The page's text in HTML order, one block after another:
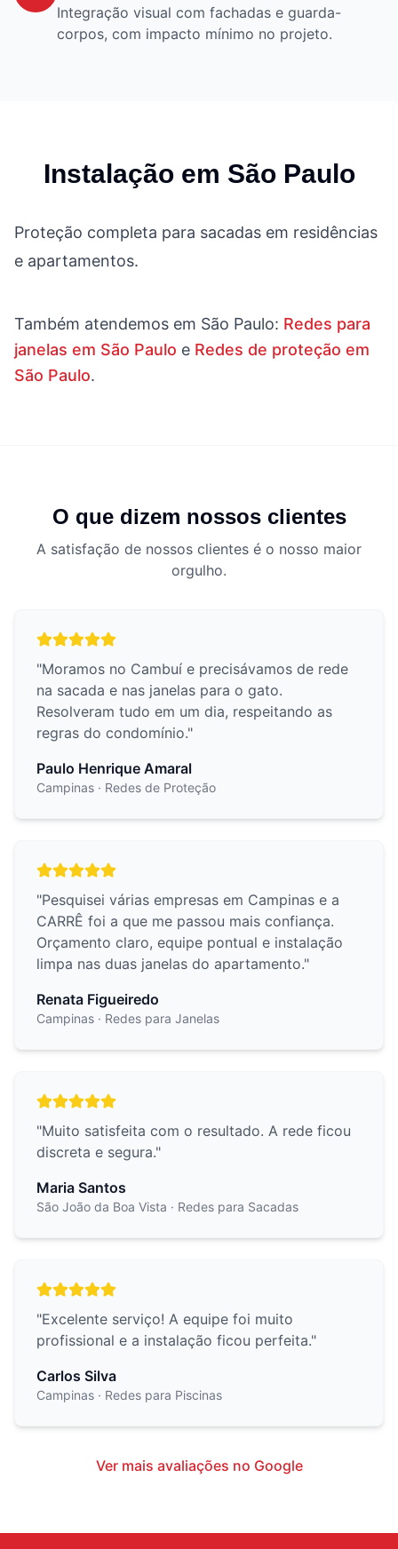
Integração visual com fachadas e guarda-
corpos, com impacto mínimo no projeto.
Instalação em São Paulo
Proteção completa para sacadas em residências
e apartamentos.
Também atendemos em São Paulo: Redes para
janelas em São Paulo e Redes de proteção em
São Paulo.
O que dizem nossos clientes
A satisfação de nossos clientes é o nosso maior
orgulho.
"Moramos no Cambuí e precisávamos de rede
na sacada e nas janelas para o gato.
Resolveram tudo em um dia, respeitando as
regras do condomínio."
Paulo Henrique Amaral
Campinas · Redes de Proteção
"Pesquisei várias empresas em Campinas e a
CARRÊ foi a que me passou mais confiança.
Orçamento claro, equipe pontual e instalação
limpa nas duas janelas do apartamento."
Renata Figueiredo
Campinas · Redes para Janelas
"Muito satisfeita com o resultado. A rede ficou
discreta e segura."
Maria Santos
São João da Boa Vista · Redes para Sacadas
"Excelente serviço! A equipe foi muito
profissional e a instalação ficou perfeita."
Carlos Silva
Campinas · Redes para Piscinas
Ver mais avaliações no Google